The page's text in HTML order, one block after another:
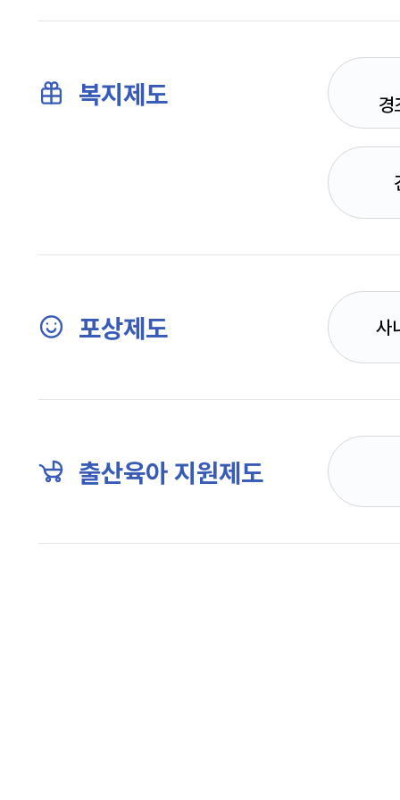
복지제도
경
포상제도 사
출산육아 지원제도